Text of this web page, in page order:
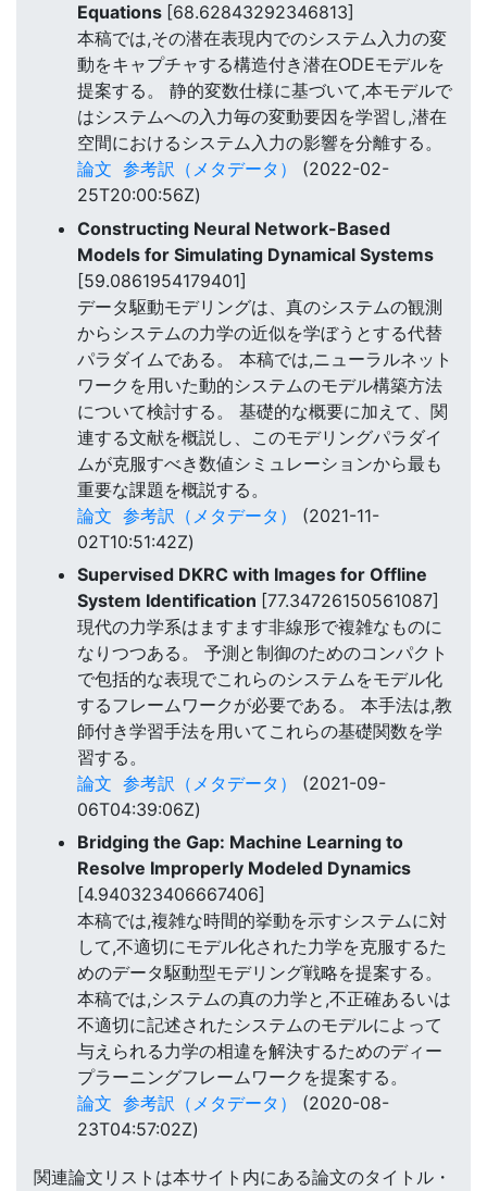
Equations [68.62843292346813]
本稿では,その潜在表現内でのシステム入力の変
動をキャプチャする構造付き潜在ODEモデルを
提案する。 静的変数仕様に基づいて,本モデルで
はシステムへの入力毎の変動要因を学習し,潜在
空間におけるシステム入力の影響を分離する。
論文 参考訳（メタデータ）
(2022-02-
25T20:00:56Z)
Constructing Neural Network-Based
Models for Simulating Dynamical Systems
[59.0861954179401]
データ駆動モデリングは、真のシステムの観測
からシステムの力学の近似を学ぼうとする代替
パラダイムである。 本稿では,ニューラルネット
ワークを用いた動的システムのモデル構築方法
について検討する。 基礎的な概要に加えて、関
連する文献を概説し、このモデリングパラダイ
ムが克服すべき数値シミュレーションから最も
重要な課題を概説する。
論文 参考訳（メタデータ）
(2021-11-
02T10:51:42Z)
Supervised DKRC with Images for Offline
System Identification [77.34726150561087]
現代の力学系はますます非線形で複雑なものに
なりつつある。 予測と制御のためのコンパクト
で包括的な表現でこれらのシステムをモデル化
するフレームワークが必要である。 本手法は,教
師付き学習手法を用いてこれらの基礎関数を学
習する。
論文 参考訳（メタデータ）
(2021-09-
06T04:39:06Z)
Bridging the Gap: Machine Learning to
Resolve Improperly Modeled Dynamics
[4.940323406667406]
本稿では,複雑な時間的挙動を示すシステムに対
して,不適切にモデル化された力学を克服するた
めのデータ駆動型モデリング戦略を提案する。
本稿では,システムの真の力学と,不正確あるいは
不適切に記述されたシステムのモデルによって
与えられる力学の相違を解決するためのディー
プラーニングフレームワークを提案する。
論文 参考訳（メタデータ）
(2020-08-
23T04:57:02Z)
関連論文リストは本サイト内にある論文のタイトル・